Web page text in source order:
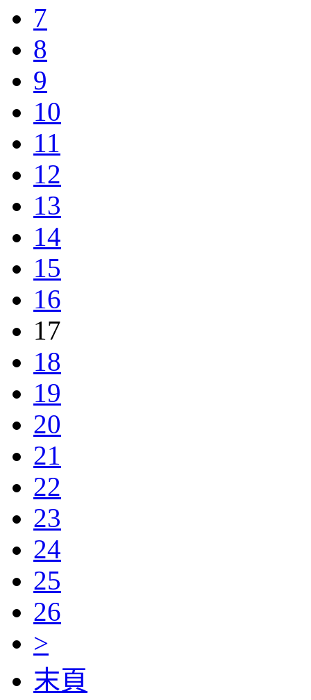
7
8
9
10
11
12
13
14
15
16
17
18
19
20
21
22
23
24
25
26
>
末頁